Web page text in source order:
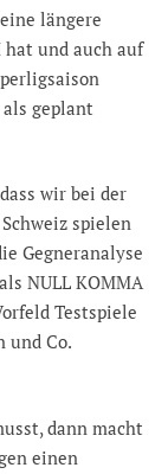
längere
hat und auch auf
geplant
wir bei der
spielen
Gegneranalyse
NULL KOMMA
Testspiele
und Co.
dann macht
einen